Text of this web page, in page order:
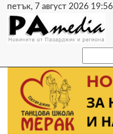
петък, 7 август 2026 19:56